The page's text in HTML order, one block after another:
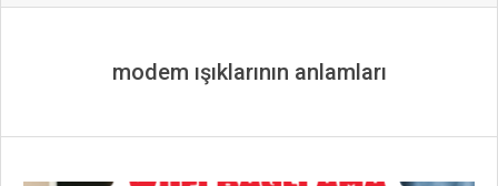
modem ışıklarının anlamları